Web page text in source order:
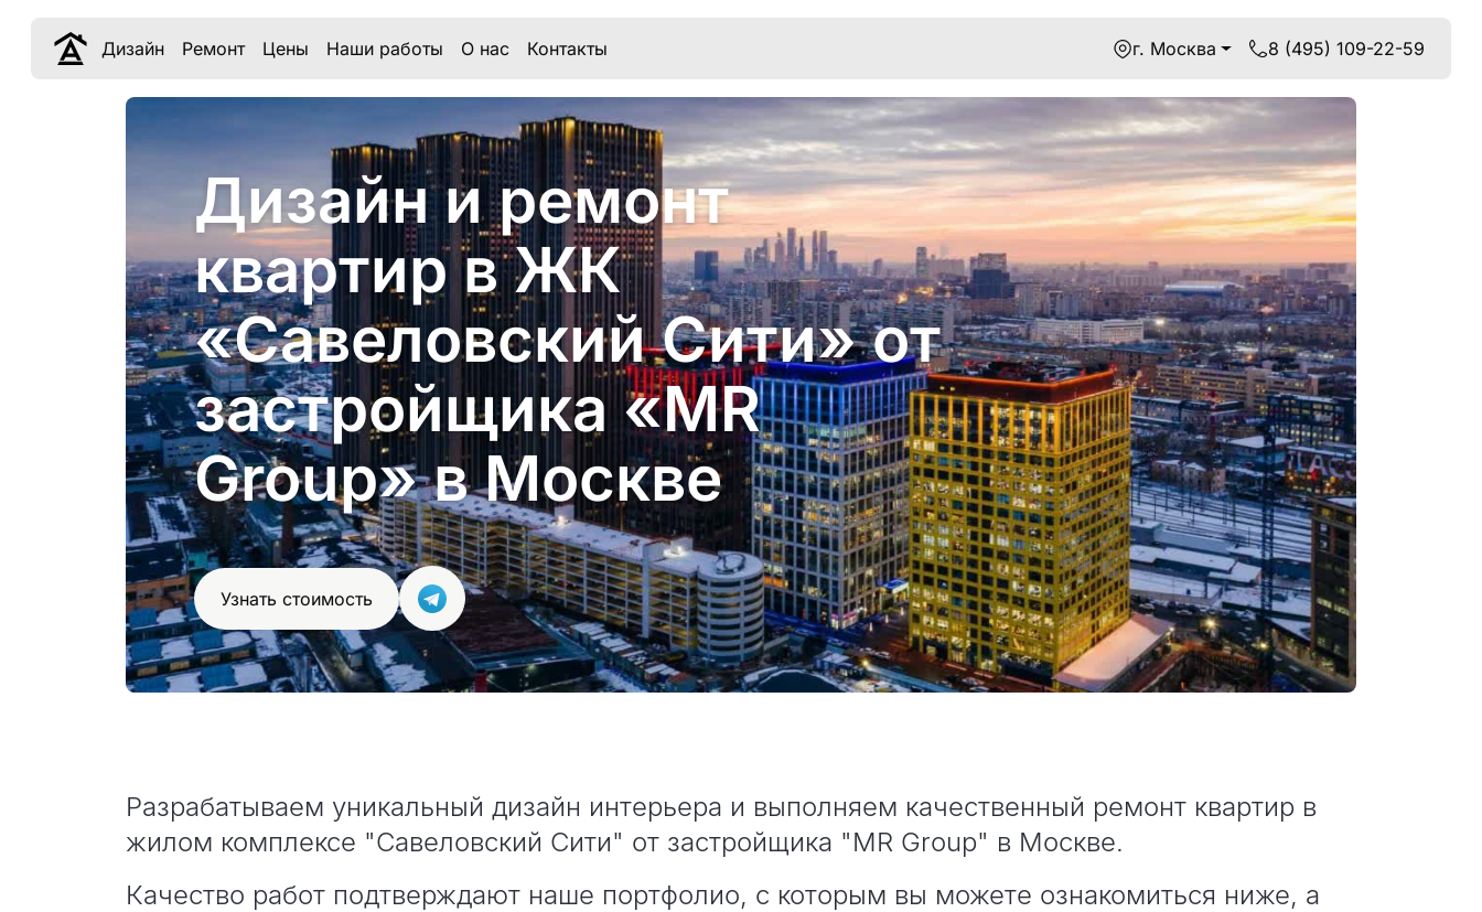
Дизайн Ремонт Цены Наши работы О нас Контакты г. Москва 8 (495) 109-22-59
Дизайн и ремонт
квартир в ЖК
«Савеловский Сити» от
застройщика «MR
Group» в Москве
Узнать стоимость
Разрабатываем уникальный дизайн интерьера и выполняем качественный ремонт квартир в
жилом комплексе "Савеловский Сити" от застройщика "MR Group" в Москве.
Качество работ подтверждают наше портфолио, с которым вы можете ознакомиться ниже, а